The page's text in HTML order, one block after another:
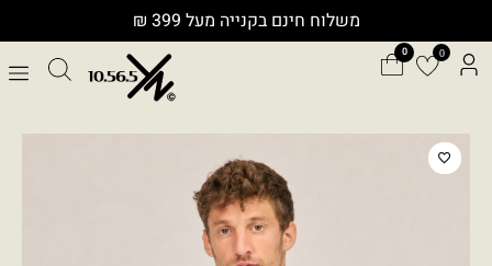
משלוח חינם בקנייה מעל 399 ₪
0
כמות
של